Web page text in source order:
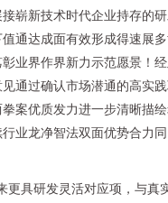
崭新技术时代企业持存的
通达成面有效形成得速展
业界作界新力示范愿景！
通过确认市场潜通的高实
案优质发力进一步清晰描
业龙净智法双面优势合力同
更具研发灵活对应项，与真